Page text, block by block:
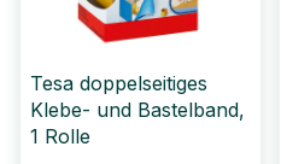
Tesa doppelseitiges
Klebe- und Bastelband,
1 Rolle